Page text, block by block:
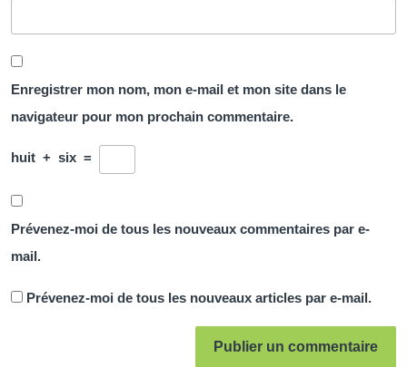
Enregistrer mon nom, mon e-mail et mon site dans le
navigateur pour mon prochain commentaire.
huit + six =
Prévenez-moi de tous les nouveaux commentaires par e-
mail.
Prévenez-moi de tous les nouveaux articles par e-mail.